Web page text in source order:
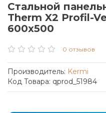
Стальной
Therm X2 Profil-
600x500
0 отзывов
Производитель: Kermi
Код Товара: qprod_51984